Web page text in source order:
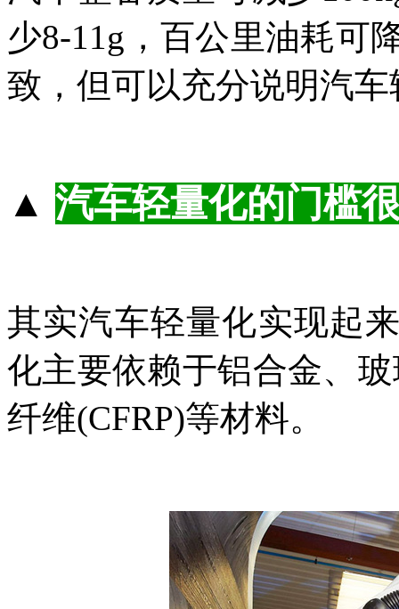
少8-11g，百公里油耗可
致，但可以充分说明汽
▲ 汽车轻量化的门槛
其实汽车轻量化实现起
化主要依赖于铝合金、
纤维(CFRP)等材料。